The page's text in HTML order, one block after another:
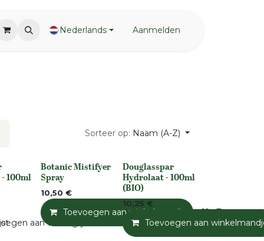
Nederlands Aanmelden
Sorteer op: Naam (A-Z)
100ml
aan verlanglijst
None
Botanic Mistifyer
Spray
10,50 €
Toevoegen aan winkelmandje
None
Douglasspar
Hydrolaat - 100ml
(BIO)
10,25 €
Toevoegen aan